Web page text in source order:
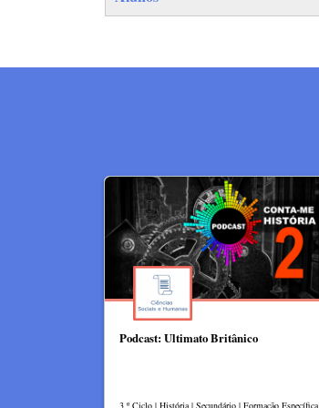
Podcast: Ultimato Britânico
3.º Ciclo | História | Secundário | Formação Específica